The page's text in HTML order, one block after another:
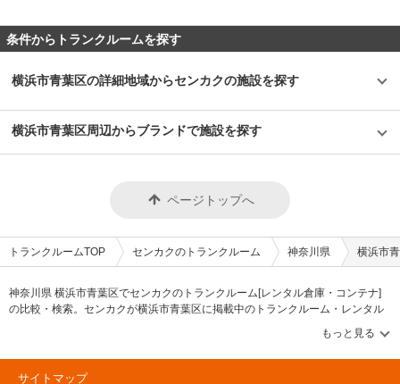
格帯は、月額2,700円(税込)から12,100円(税込)となっています。初期費用
については当月・翌月分賃料のほか、初回保証手数料(月額利用料の半額)、
額キャンペーンを実施しております。このほか、見学の希望や詳細のお問い
合わせにつきましてはLIFULLトランクルームから電話やメールにてご連絡
という利便性の高い立地の施設である。加えて早稲田通り沿いに面している
のほか大型の機材など様々な物の収納場所として利用可能である。 また、
より抗菌などのニーズが高まっているためこちらの店舗以外でも20店舗ほ
も是非おすすめしたい施設である。
梅街道や千川通り、八町通などから車でお越しになるお客様もいらっしゃい
ます。 セキュリティや安全面について教えてください。 「SenkaQトラン
よう、入口にカードキーを設置し、各部屋に南京錠の鍵を設置する二重防犯
体制を採用しております。また、内部点検や清掃のためにスタッフが月に1
おり、換気設備や空調設備を完備して夏場は20度前後、それ以外の季節は
3,300円（税込）・初回保証手数料（賃料の半額）・当月翌月分の利用料を
ち合いでご対応致しますので事前にご連絡をお願い致します。またお申込み
の時間によっては、「当日から利用したい」というニーズにもお応え致しま
など、時期によってお得なキャンペーンを実施しております。このほか、詳
細なキャンペーンや施設へのご質問はLIFULLトランクルームから電話やメ
ールにてお気軽にお問い合わせください。 編集後記 「SenkaQトランクル
ーム井草店(上井草駅)」からは運営する株式会社センカクのお客様目線の想
いやすいよう、清潔感のある明るい空間が演出されていた。またセキュリテ
ィも万全で入口にはカードキー、各部屋には南京錠が設置された二重防犯体
トなロッカータイプまで用途によってお選びいただけます。屋内型のトラン
クルームは汚れにくいのですが、さらにキレイなお部屋を目指し、爽やかな
24時間利用可能なので、近所のコンビニに買い物に行くようなお手軽感覚
のでしょうか？ ファミリー層のご利用がメインですが、24時間利用でき初
期費用や月額利用料などの価格帯が安いため、若い方の利用も多いのが特徴
です。例えば、ウィンタースポーツのセットや楽器など趣味の道具を置いて
おくような用途や法人様のご利用もあります。台車も完備しているため、重
い荷物も簡単に出し入れ可能です。 セキュリティや安全面について教えて
「SenkaQトランクルーム」では24時間空調管理をしているのはもちろん、
平均室温でも他社は27～28度ぐらいのところを24～25度に設定し、お客様
の大切な荷物が痛まないように対策を施しています。 また、セキュリティ
ムの建物内に入ることができない構造になっており、お部屋1つひとつに南
京錠も付いています。その他、店舗の外観はガラスで室内が見えるようにな
しており、異常があれば警備員がすぐにかけつける万全の体制を整えていま
み時間によっては、「明日から利用したい」というニーズにも応えることが
条件からトランクルームを探す
横浜市青葉区の詳細地域からセンカクの施設を探す
横浜市青葉区周辺からブランドで施設を探す
ページトップへ
トランクルームTOP センカクのトランクルーム 神奈川県 横浜市
神奈川県 横浜市青葉区でセンカクのトランクルーム[レンタル倉庫・コンテナ]
の比較・検索。センカクが横浜市青葉区に掲載中のトランクルーム・レンタル
倉庫・レンタルコンテナなどの収納スペースを、借りたい地域から探して、広
さ・料金[賃料]・セキュリティ・空調完備・24時間出し入れ可能などの希望条件
で絞込み！豊富な物件数から様々な方法でご希望の収納スペースを簡単に探せ
るトランクルーム情報サイトです。センカクで気になるトランクルームを見つ
サイトマップ